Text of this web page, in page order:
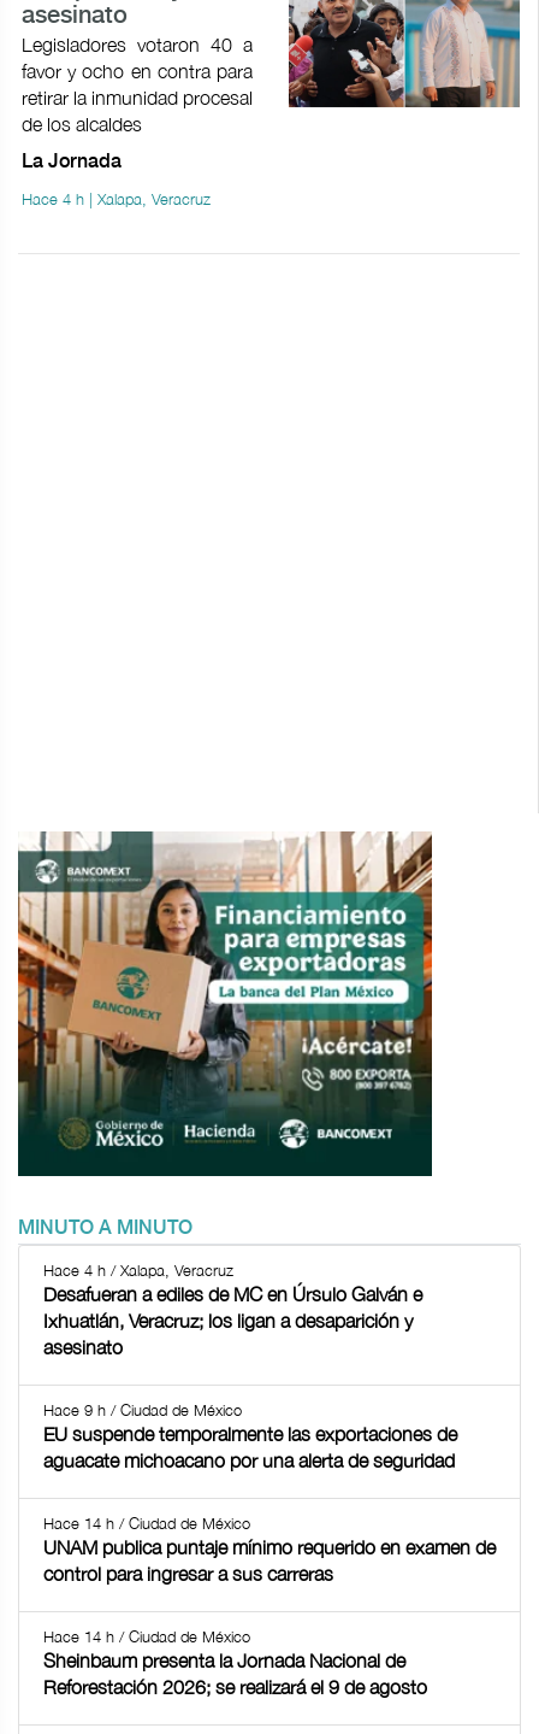
asesinato
Legisladores votaron 40 a
favor y ocho en contra para
retirar la inmunidad procesal
de los alcaldes
La Jornada
Hace 4 h | Xalapa, Veracruz
MINUTO A MINUTO
Hace 4 h / Xalapa, Veracruz
Desafueran a ediles de MC en Úrsulo Galván e
Ixhuatlán, Veracruz; los ligan a desaparición y
asesinato
Hace 9 h / Ciudad de México
EU suspende temporalmente las exportaciones de
aguacate michoacano por una alerta de seguridad
Hace 14 h / Ciudad de México
UNAM publica puntaje mínimo requerido en examen de
control para ingresar a sus carreras
Hace 14 h / Ciudad de México
Sheinbaum presenta la Jornada Nacional de
Reforestación 2026; se realizará el 9 de agosto